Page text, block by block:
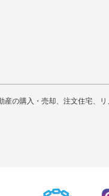
の購入・売却、注文住宅、